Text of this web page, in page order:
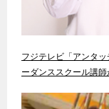
フジテレビ「アンタ
ーダンススクール講